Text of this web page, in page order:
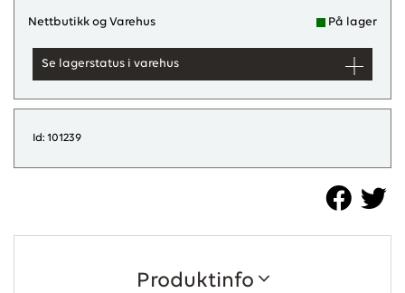
Nettbutikk og Varehus På lager
Se lagerstatus i varehus
Id: 101239
Produktinfo